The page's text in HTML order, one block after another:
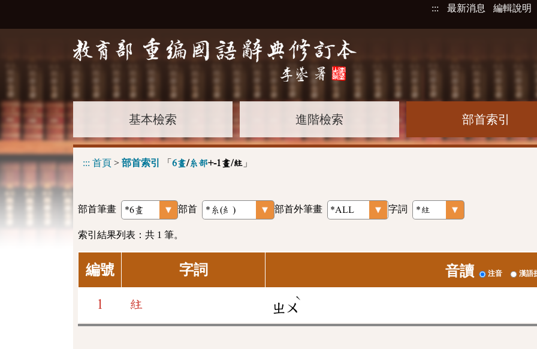
::: 最新消息 編輯說明
基本檢索 進階檢索 部首索引
::: 首頁 > 部首索引 「 6畫/糸部+-1畫/紸 」
部首筆畫 部首 部首外筆畫 字詞
索引結果列表：共 1 筆。
編號 字詞 音讀 注音 漢語
1 紸 ㄓㄨ
ˋ